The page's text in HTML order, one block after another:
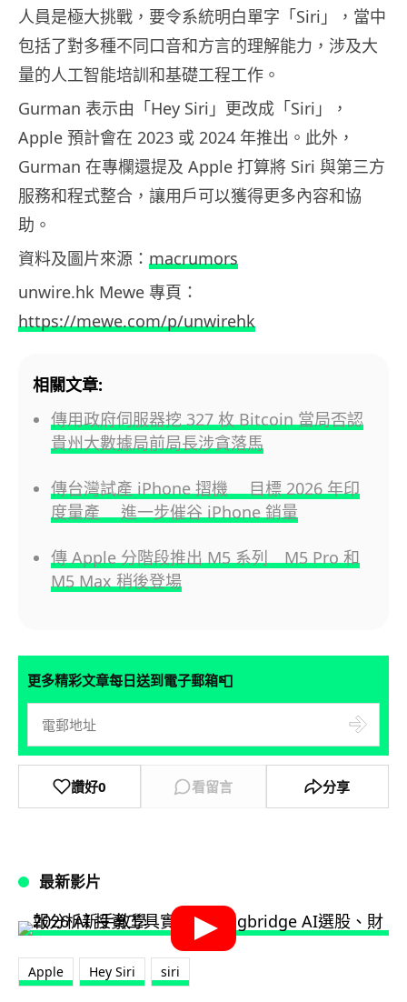
人員是極大挑戰，要令系統明白單字「Siri」，當中
包括了對多種不同口音和方言的理解能力，涉及大
量的人工智能培訓和基礎工程工作。
Gurman 表示由「Hey Siri」更改成「Siri」，
Apple 預計會在 2023 或 2024 年推出。此外，
Gurman 在專欄還提及 Apple 打算將 Siri 與第三方
服務和程式整合，讓用戶可以獲得更多內容和協
助。
資料及圖片來源： macrumors
unwire.hk Mewe 專頁：
https://mewe.com/p/unwirehk
相關文章:
傳用政府伺服器挖 327 枚 Bitcoin 當局否認
貴州大數據局前局長涉貪落馬
傳台灣試產 iPhone 摺機 目標 2026 年印
度量產 進一步催谷 iPhone 銷量
傳 Apple 分階段推出 M5 系列 M5 Pro 和
M5 Max 稍後登場
更多精彩文章每日送到電子郵箱📮
讚好0 看留言 分享
最新影片
Apple Hey Siri siri